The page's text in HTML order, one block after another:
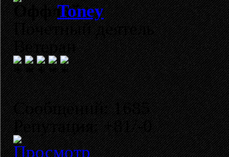
Toney
Почетный деятель
Ветеран
Сообщений: 1685
Репутация: +81/-0